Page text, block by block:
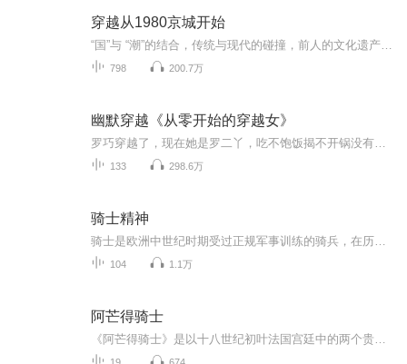
穿越从1980京城开始
798 200.7万
幽默穿越《从零开始的穿越女》
133 298.6万
骑士精神
104 1.1万
阿芒得骑士